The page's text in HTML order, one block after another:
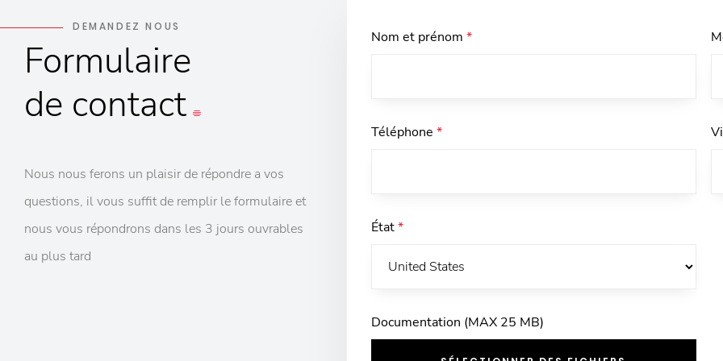
DEMANDEZ NOUS
Formulaire
de contact
Nous nous ferons un plaisir de répondre a vos
questions, il vous suffit de remplir le formulaire et
nous vous répondrons dans les 3 jours ouvrables
au plus tard
Nom et prénom *
Téléphone *
État*
Documentation (MAX 25 MB)